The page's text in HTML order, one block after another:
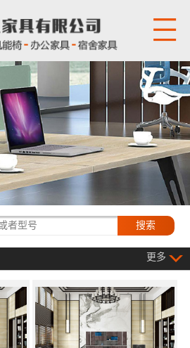
网站首页
关于国星
产品展示
国星资讯
更多